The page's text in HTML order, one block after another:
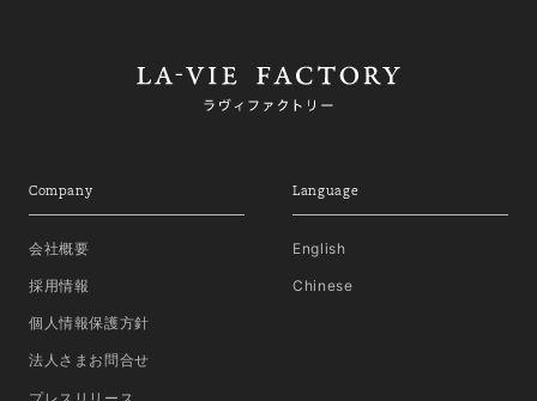
Company
会社概要
採用情報
個人情報保護方針
法人さまお問合せ
Language
English
Chinese